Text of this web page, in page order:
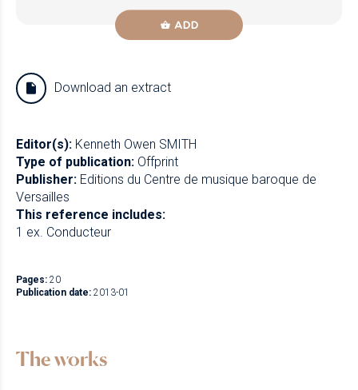
ADD
Download an extract
Editor(s): Kenneth Owen SMITH
Type of publication: Offprint
Publisher: Editions du Centre de musique baroque de
Versailles
This reference includes:
1 ex. Conducteur
Pages: 20
Publication date: 2013-01
The works